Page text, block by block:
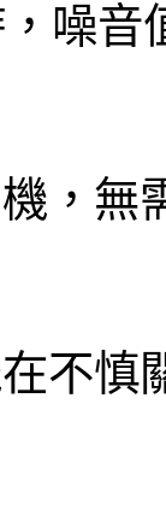
噪音
，無
不慎